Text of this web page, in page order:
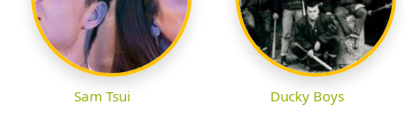
Sam Tsui Ducky Boys